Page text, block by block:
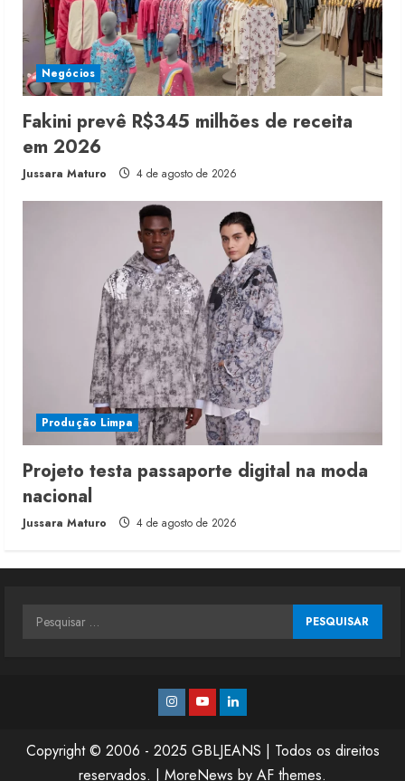
Negócios
Fakini prevê R$345 milhões de receita
em 2026
Jussara Maturo 4 de agosto de 2026
Produção Limpa
Projeto testa passaporte digital na moda
nacional
Jussara Maturo 4 de agosto de 2026
Pesquisar
Instagram
YoutubeLinkedin
Copyright © 2006 - 2025 GBLJEANS | Todos os direitos
reservados. | MoreNews by AF themes.